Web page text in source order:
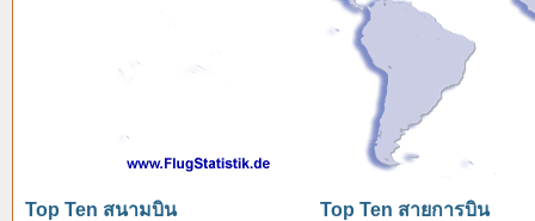
Top Ten สนามบิน Top Ten สายการบิน